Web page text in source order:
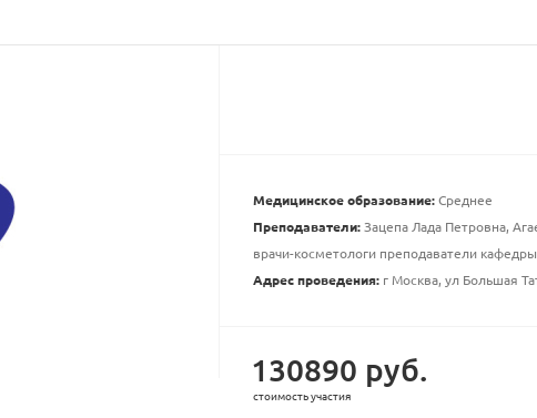
Медицинское образование:Среднее
Преподаватели:Зацепа Лада Петровна,
врачи-косметологи преподаватели
Адрес проведения:г Москва, ул Большая
130890 руб.
стоимость участия